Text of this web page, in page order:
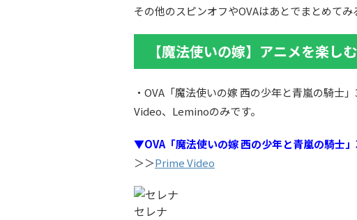
その他のスピンオフやOVAはあとでまとめて
【魔法使いの嫁】アニメを楽し
・OVA「魔法使いの嫁 西の少年と青嵐の騎士
Video、Leminoのみです。
▼OVA「魔法使いの嫁 西の少年と青嵐の騎士
＞＞Prime Video
セレナ